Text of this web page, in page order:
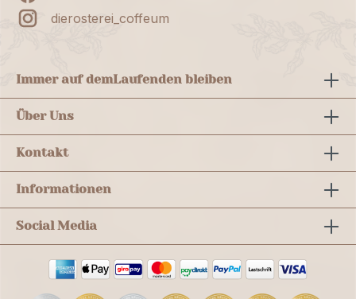
dierosterei_coffeum
Immer auf demLaufenden bleiben
Über Uns
Kontakt
Informationen
Social Media